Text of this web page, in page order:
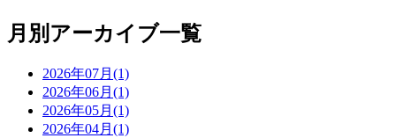
月別アーカイブ一覧
2026年07月(1)
2026年06月(1)
2026年05月(1)
2026年04月(1)